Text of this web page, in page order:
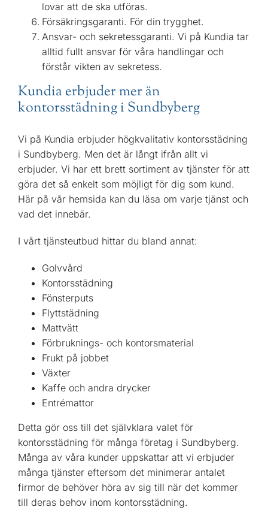
lovar att de ska utföras.
Försäkringsgaranti. För din trygghet.
Ansvar- och sekretessgaranti. Vi på Kundia tar
alltid fullt ansvar för våra handlingar och
förstår vikten av sekretess.
Kundia erbjuder mer än
kontorsstädning i Sundbyberg
Vi på Kundia erbjuder högkvalitativ kontorsstädning
i Sundbyberg. Men det är långt ifrån allt vi
erbjuder. Vi har ett brett sortiment av tjänster för att
göra det så enkelt som möjligt för dig som kund.
Här på vår hemsida kan du läsa om varje tjänst och
vad det innebär.
I vårt tjänsteutbud hittar du bland annat:
Golvvård
Kontorsstädning
Fönsterputs
Flyttstädning
Mattvätt
Förbruknings- och kontorsmaterial
Frukt på jobbet
Växter
Kaffe och andra drycker
Entrémattor
Detta gör oss till det självklara valet för
kontorsstädning för många företag i Sundbyberg.
Många av våra kunder uppskattar att vi erbjuder
många tjänster eftersom det minimerar antalet
firmor de behöver höra av sig till när det kommer
till deras behov inom kontorsstädning.